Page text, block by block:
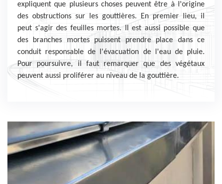
expliquent que plusieurs choses peuvent être à l'origine
des obstructions sur les gouttières. En premier lieu, il
peut s'agir des feuilles mortes. Il est aussi possible que
des branches mortes puissent prendre place dans ce
conduit responsable de l'évacuation de l'eau de pluie.
Pour poursuivre, il faut remarquer que des végétaux
peuvent aussi proliférer au niveau de la gouttière.